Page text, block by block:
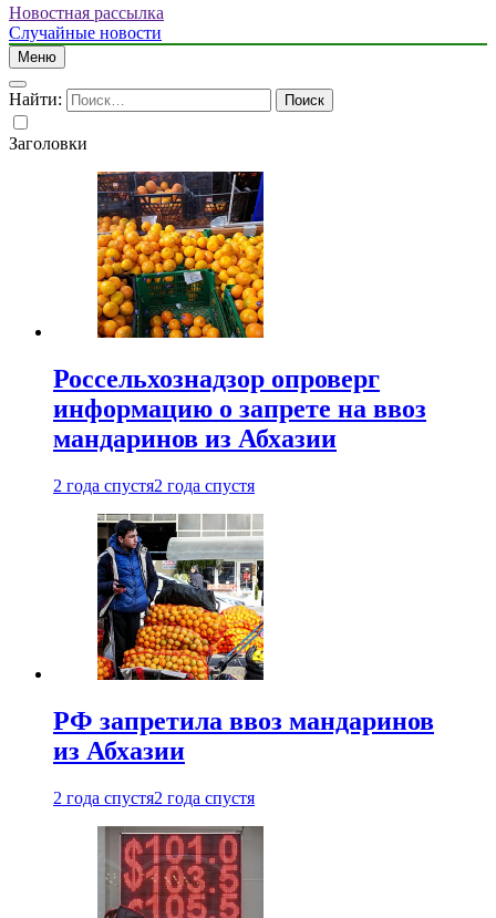
Новостная рассылка
Случайные новости
Меню
Найти:
Заголовки
Россельхознадзор опроверг
информацию о запрете на ввоз
мандаринов из Абхазии
2 года спустя2 года спустя
РФ запретила ввоз мандаринов
из Абхазии
2 года спустя2 года спустя